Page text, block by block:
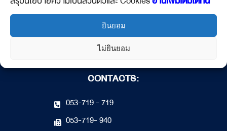
สรุปนโยบายความเป็นส่วนตัวและ Cookies อ่านเพิ่มเติมได้ที่นี
ยินยอม
ไม่ยินยอม
CONTACTS:
053-719 - 719
053-719- 940